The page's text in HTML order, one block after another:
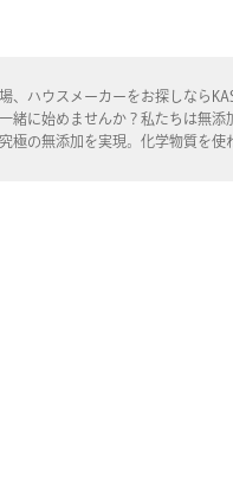
、ハウスメーカーをお探しなら
緒に始めませんか？私たちは無
極の無添加を実現。化学物質を